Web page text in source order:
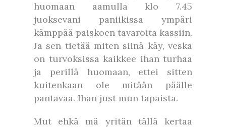
huomaan aamulla klo 7.45
juoksevani paniikissa ympäri
kämppää paiskoen tavaroita kassiin.
Ja sen tietää miten siinä käy, veska
on turvoksissa kaikkee ihan turhaa
ja perillä huomaan, ettei sitten
kuitenkaan ole mitään päälle
pantavaa. Ihan just mun tapaista.
Mut ehkä mä yritän tällä kertaa